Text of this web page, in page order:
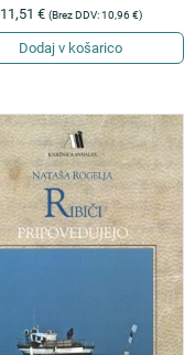
11,51 € (Brez DDV:10,96€)
Dodaj v košarico